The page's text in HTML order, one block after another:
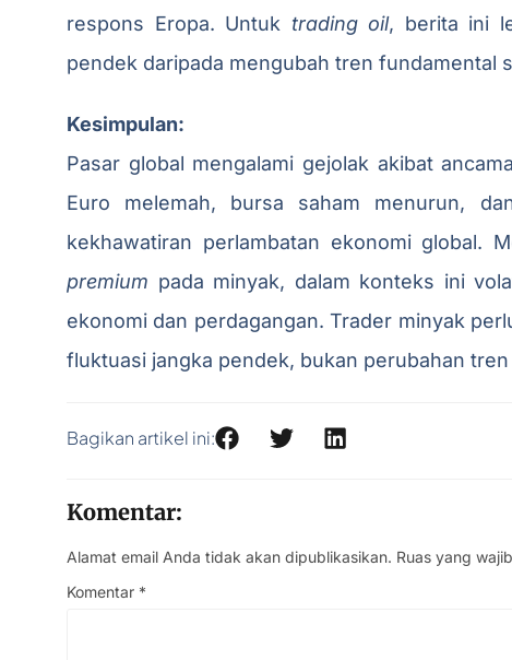
respons Eropa. Untuk trading oil, berita ini
pendek daripada mengubah tren fundamental
Kesimpulan:
Pasar global mengalami gejolak akibat
Euro melemah, bursa saham menurun,
kekhawatiran perlambatan ekonomi global.
premium pada minyak, dalam konteks ini
ekonomi dan perdagangan. Trader minyak
fluktuasi jangka pendek, bukan perubahan
Bagikan artikel ini:
Komentar:
Alamat email Anda tidak akan dipublikasikan. Ruas yang
Komentar *